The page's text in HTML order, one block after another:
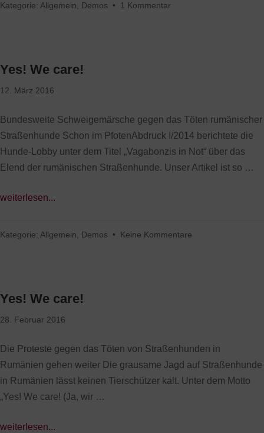
Kategorie: Allgemein Demos • 1 Kommentar
Yes! We care!
12. März 2016
Bundesweite Schweigemärsche gegen das Töten rumänischer
Straßenhunde Schon im PfotenAbdruck I/2014 berichtete die
Hunde-Lobby unter dem Titel „Vagabonzis in Not“ über das
Elend der rumänischen Straßenhunde. Unser Artikel ist so …
weiterlesen...
Kategorie: Allgemein, Demos • Keine Kommentare
Yes! We care!
28. Februar 2016
Die Proteste gegen das Töten von Straßenhunden in
Rumänien gehen weiter Die grausame Jagd auf Straßenhunde
in Rumänien lässt keinen Tierschützer kalt. Unter dem Motto
„Yes! We care! (Ja, wir …
weiterlesen...